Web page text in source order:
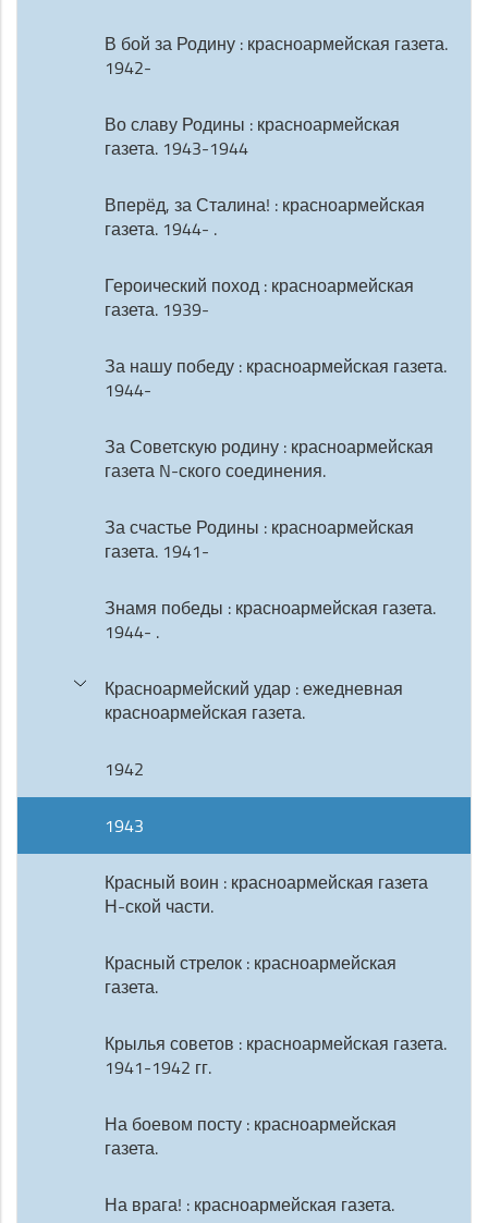
В бой за Родину : красноармейская газета.
1942-
Во славу Родины : красноармейская
газета. 1943-1944
Вперёд, за Сталина! : красноармейская
газета. 1944- .
Героический поход : красноармейская
газета. 1939-
За нашу победу : красноармейская газета.
1944-
За Советскую родину : красноармейская
газета N-ского соединения.
За счастье Родины : красноармейская
газета. 1941-
Знамя победы : красноармейская газета.
1944- .
Красноармейский удар : ежедневная
красноармейская газета.
1942
1943
Красный воин : красноармейская газета
Н-ской части.
Красный стрелок : красноармейская
газета.
Крылья советов : красноармейская газета.
1941-1942 гг.
На боевом посту : красноармейская
газета.
На врага! : красноармейская газета.